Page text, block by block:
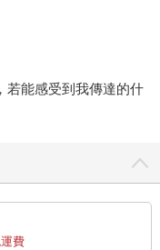
若能感受到我傳達的什
費